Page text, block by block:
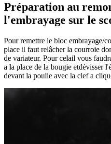
Préparation au
l'embrayage sur le
Pour remettre le bloc embrayage/
place il faut relâcher la courroie
de variateur. Pour celail vous
a la place de la bougie etdévisser
devant la poulie avec la clef a